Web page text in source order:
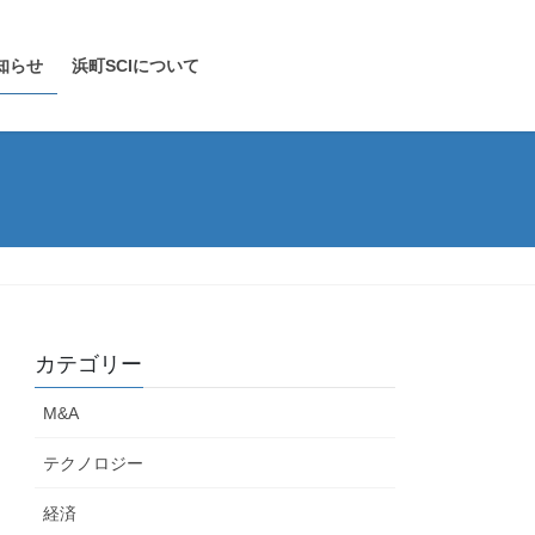
らせ 浜町SCIについて
カテゴリー
M&A
テクノロジー
経済